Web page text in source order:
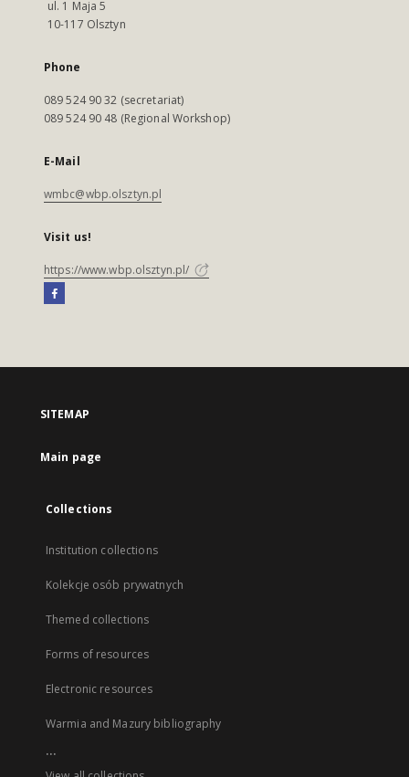
ul. 1 Maja 5
10-117 Olsztyn
Phone
089 524 90 32 (secretariat)
089 524 90 48 (Regional Workshop)
E-Mail
wmbc@wbp.olsztyn.pl
Visit us!
https://www.wbp.olsztyn.pl/
SITEMAP
Main page
Collections
Institution collections
Kolekcje osób prywatnych
Themed collections
Forms of resources
Electronic resources
Warmia and Mazury bibliography
...